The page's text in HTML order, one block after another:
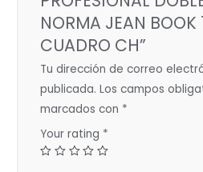
NORMA JEAN BOOK
CUADRO CH”
Tu dirección de correo
publicada. Los campos
marcados con *
Your rating *